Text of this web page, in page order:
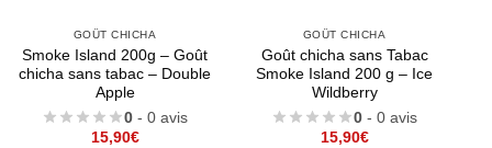
GOÛT CHICHA
Smoke Island 200g – Goût
chicha sans tabac – Double
Apple
0 - 0 avis
15,90€
GOÛT CHICHA
Goût chicha sans Tabac
Smoke Island 200 g – Ice
Wildberry
0 - 0 avis
15,90€